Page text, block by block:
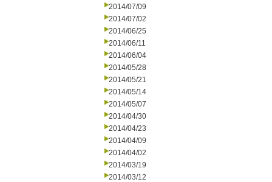
2014/07/09
2014/07/02
2014/06/25
2014/06/11
2014/06/04
2014/05/28
2014/05/21
2014/05/14
2014/05/07
2014/04/30
2014/04/23
2014/04/09
2014/04/02
2014/03/19
2014/03/12